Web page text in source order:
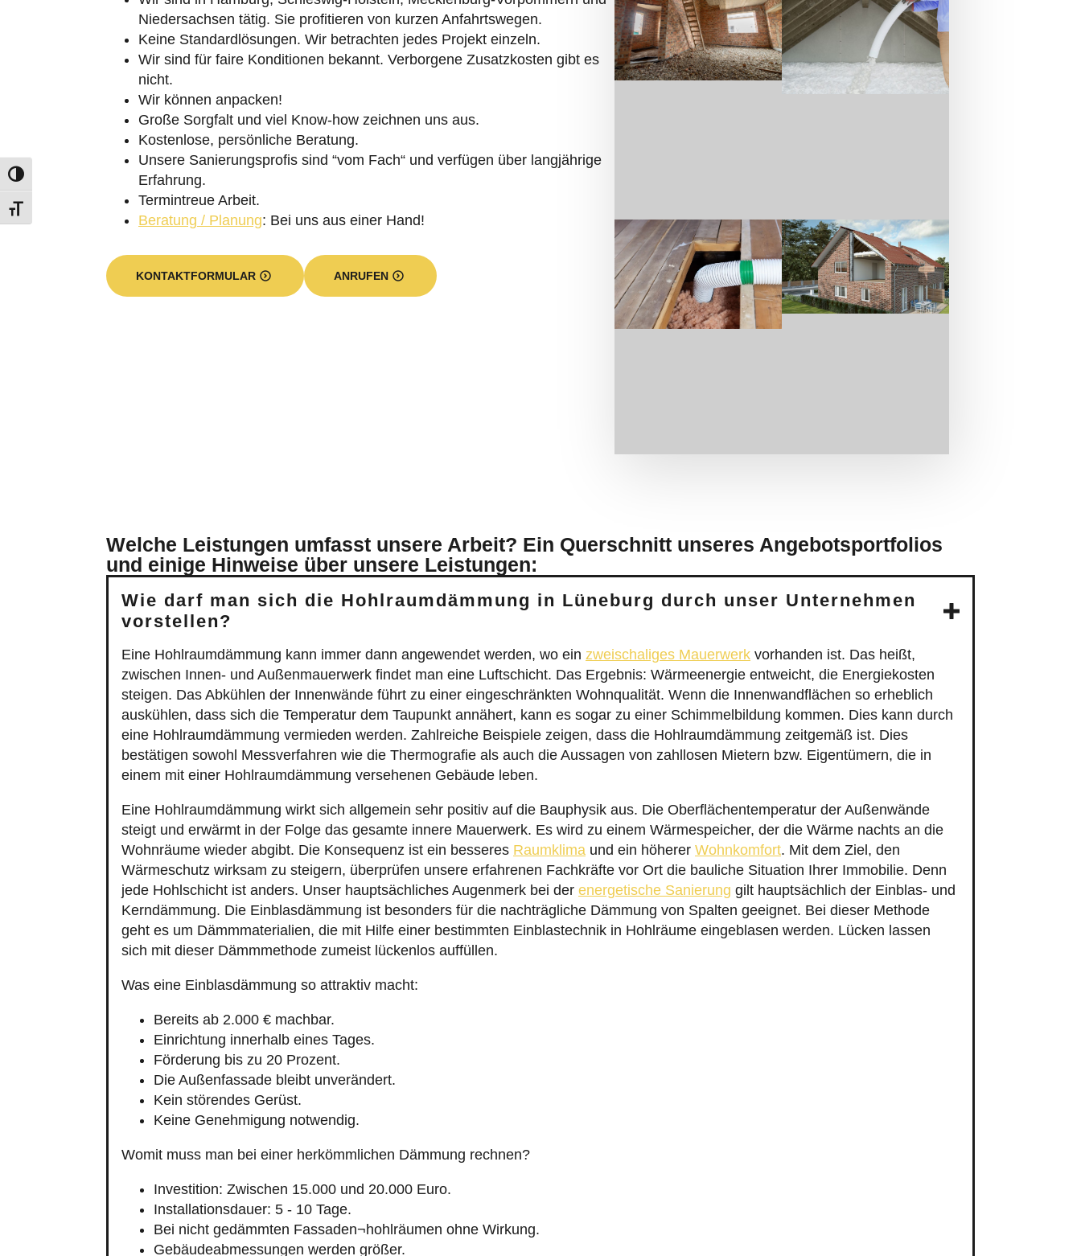
Niedersachsen tätig. Sie profitieren von kurzen Anfahrtswegen.
Keine Standardlösungen. Wir betrachten jedes Projekt einzeln.
Wir sind für faire Konditionen bekannt. Verborgene Zusatzkosten gibt es
nicht.
Wir können anpacken!
Große Sorgfalt und viel Know-how zeichnen uns aus.
Kostenlose, persönliche Beratung.
Unsere Sanierungsprofis sind “vom Fach“ und verfügen über langjährige
Erfahrung.
Termintreue Arbeit.
Beratung / Planung: Bei uns aus einer Hand!
KONTAKTFORMULAR ANRUFEN
Welche Leistungen umfasst unsere Arbeit? Ein Querschnitt unseres Angebotsportfolios
und einige Hinweise über unsere Leistungen:
Wie darf man sich die Hohlraumdämmung in Lüneburg durch unser Unternehmen
vorstellen?
Eine Hohlraumdämmung kann immer dann angewendet werden, wo ein zweischaliges Mauerwerk vorhanden ist. Das heißt,
zwischen Innen- und Außenmauerwerk findet man eine Luftschicht. Das Ergebnis: Wärmeenergie entweicht, die Energiekosten
steigen. Das Abkühlen der Innenwände führt zu einer eingeschränkten Wohnqualität. Wenn die Innenwandflächen so erheblich
auskühlen, dass sich die Temperatur dem Taupunkt annähert, kann es sogar zu einer Schimmelbildung kommen. Dies kann durch
eine Hohlraumdämmung vermieden werden. Zahlreiche Beispiele zeigen, dass die Hohlraumdämmung zeitgemäß ist. Dies
bestätigen sowohl Messverfahren wie die Thermografie als auch die Aussagen von zahllosen Mietern bzw. Eigentümern, die in
einem mit einer Hohlraumdämmung versehenen Gebäude leben.
Eine Hohlraumdämmung wirkt sich allgemein sehr positiv auf die Bauphysik aus. Die Oberflächentemperatur der Außenwände
steigt und erwärmt in der Folge das gesamte innere Mauerwerk. Es wird zu einem Wärmespeicher, der die Wärme nachts an die
Wohnräume wieder abgibt. Die Konsequenz ist ein besseres Raumklima und ein höherer Wohnkomfort. Mit dem Ziel, den
Wärmeschutz wirksam zu steigern, überprüfen unsere erfahrenen Fachkräfte vor Ort die bauliche Situation Ihrer Immobilie. Denn
jede Hohlschicht ist anders. Unser hauptsächliches Augenmerk bei der energetische Sanierung gilt hauptsächlich der Einblas- und
Kerndämmung. Die Einblasdämmung ist besonders für die nachträgliche Dämmung von Spalten geeignet. Bei dieser Methode
geht es um Dämmmaterialien, die mit Hilfe einer bestimmten Einblastechnik in Hohlräume eingeblasen werden. Lücken lassen
sich mit dieser Dämmmethode zumeist lückenlos auffüllen.
Was eine Einblasdämmung so attraktiv macht:
Bereits ab 2.000 € machbar.
Einrichtung innerhalb eines Tages.
Förderung bis zu 20 Prozent.
Die Außenfassade bleibt unverändert.
Kein störendes Gerüst.
Keine Genehmigung notwendig.
Womit muss man bei einer herkömmlichen Dämmung rechnen?
Investition: Zwischen 15.000 und 20.000 Euro.
Installationsdauer: 5 - 10 Tage.
Bei nicht gedämmten Fassaden¬hohlräumen ohne Wirkung.
Gebäudeabmessungen werden größer.